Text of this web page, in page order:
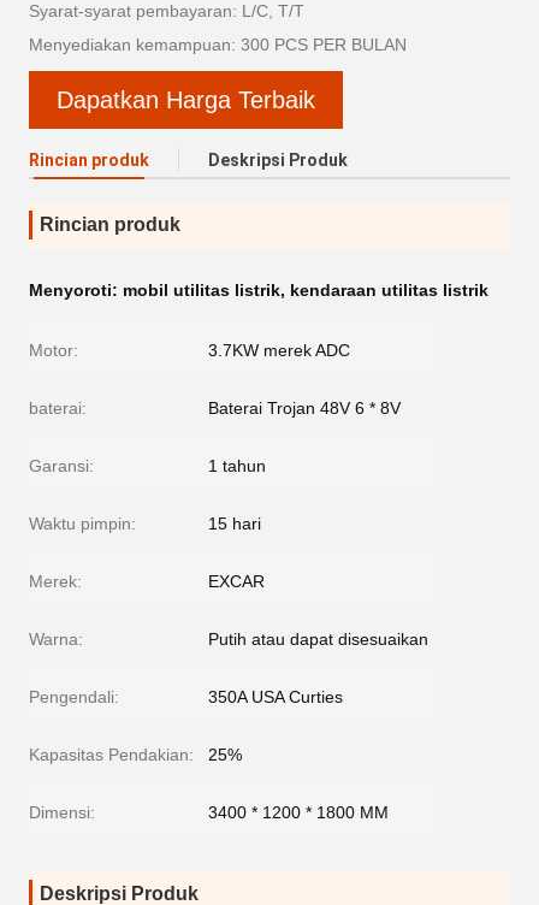
Syarat-syarat pembayaran: L/C, T/T
Menyediakan kemampuan: 300 PCS PER BULAN
Dapatkan Harga Terbaik
Rincian produk Deskripsi Produk
Rincian produk
Menyoroti: mobil utilitas listrik, kendaraan utilitas listrik
Motor: 3.7KW merek ADC
baterai: Baterai Trojan 48V 6 * 8V
Garansi: 1 tahun
Waktu pimpin: 15 hari
Merek: EXCAR
Warna: Putih atau dapat disesuaikan
Pengendali: 350A USA Curties
Kapasitas Pendakian: 25%
Dimensi: 3400 * 1200 * 1800 MM
Deskripsi Produk